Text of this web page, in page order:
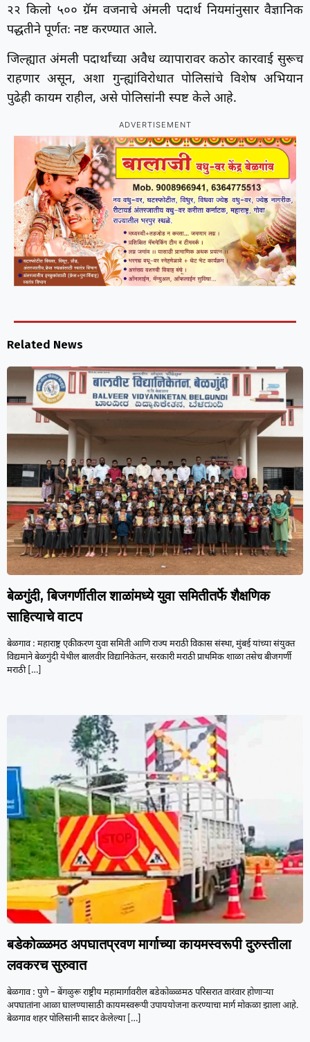
२२ किलो ५०० ग्रॅम वजनाचे अंमली पदार्थ नियमांनुसार वैज्ञानिक
पद्धतीने पूर्णतः नष्ट करण्यात आले.
जिल्ह्यात अंमली पदार्थांच्या अवैध व्यापारावर कठोर कारवाई सुरूच
राहणार असून, अशा गुन्ह्यांविरोधात पोलिसांचे विशेष अभियान
पुढेही कायम राहील, असे पोलिसांनी स्पष्ट केले आहे.
ADVERTISEMENT
Related News
बेळगुंदी, बिजगर्णीतील शाळांमध्ये युवा समितीतर्फे शैक्षणिक
साहित्याचे वाटप
बेळगाव : महाराष्ट्र एकीकरण युवा समिती आणि राज्य मराठी विकास संस्था, मुंबई यांच्या संयुक्त
विद्यमाने बेळगुंदी येथील बालवीर विद्यानिकेतन, सरकारी मराठी प्राथमिक शाळा तसेच बीजगर्णी
मराठी[…]
बडेकोळ्ळमठ अपघातप्रवण मार्गाच्या कायमस्वरूपी दुरुस्तीला
लवकरच सुरुवात
बेळगाव : पुणे – बेंगळुरू राष्ट्रीय महामार्गावरील बडेकोळ्ळमठ परिसरात वारंवार होणाऱ्या
अपघातांना आळा घालण्यासाठी कायमस्वरूपी उपाययोजना करण्याचा मार्ग मोकळा झाला आहे.
बेळगाव शहर पोलिसांनी सादर केलेल्या[…]